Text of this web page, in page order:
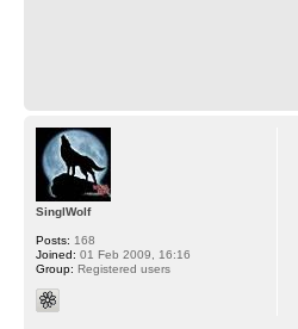
SinglWolf
Posts: 168
Joined: 01 Feb 2009, 16:16
Group: Registered users